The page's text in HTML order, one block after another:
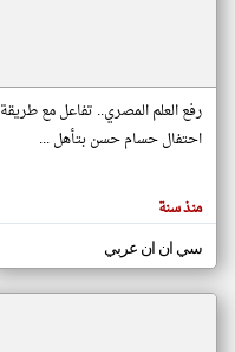
المقالات
الموجوده
هنا عن
رفع العلم المصري.. تفاعل مع طريقة
احتفال حسام حسن بتأهل ...
منذ سنة
سي ان ان عربي